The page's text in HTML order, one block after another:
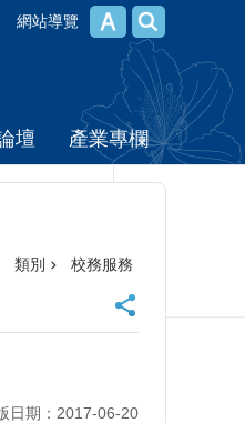
網站導覽
壇 產業專欄
類別 校務服務
日期：2017-06-20